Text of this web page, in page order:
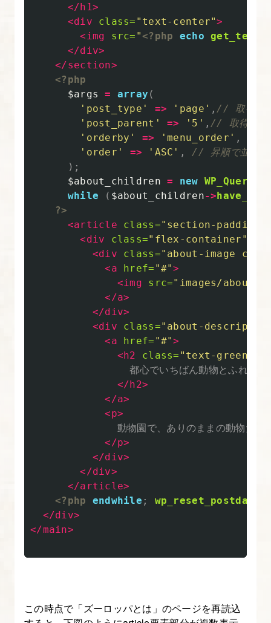
</h1>
<div
class= "text-center">
<img
src= "<?php echo
</div>
</section>
<?php
$args
= array (
'post_type'
=> 'page' , // 取得し
'post_parent'
=> '5' , // 取得した
'orderby'
=> 'menu_order' ,
'order'
=> 'ASC' ,
// 昇順で並べる
);
$about_children = new WP_Query
while
( $about_children->
?>
<article
class="section-padding"
<div
class="flex-container"
<div
class="about-image
<a
href= "#">
<img
src="images/
</a>
</div>
<div
class="about-
<a
href= "#">
<h2
class= "text-green"
都心でいちばん動物とふれあえ
</h2>
</a>
<p>
動物園で、ありのままの動物たちの
</p>
</div>
</div>
</article>
<?php
endwhile ; wp_reset_postdata
</div>
</main>
この時点で「ズーロッパとは」のページを再読込